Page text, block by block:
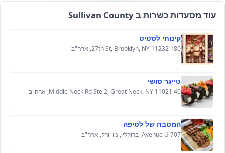
עוד מסעדות כשרות ב Sullivan County
קינוחי לסטיט
180 27th St, Brooklyn, NY 11232, ארה"ב
טייגר סושי
40 Middle Neck Rd Ste 2, Great Neck, NY 11021, ארה"ב
המטבח של לטיפה
707 Avenue U, ברוקלין, ניו יורק, ארה"ב